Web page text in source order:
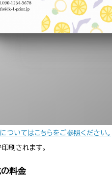
ついてはこちらをご参照ください。
刷されます。
料金